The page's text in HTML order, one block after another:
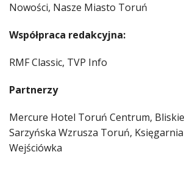
Nowości, Nasze Miasto Toruń
Współpraca redakcyjna:
RMF Classic, TVP Info
Partnerzy
Mercure Hotel Toruń Centrum,
Sarzyńska Wzrusza Toruń,
Wejściówka